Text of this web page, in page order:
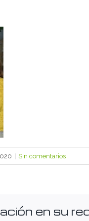
Sin comentarios
en su